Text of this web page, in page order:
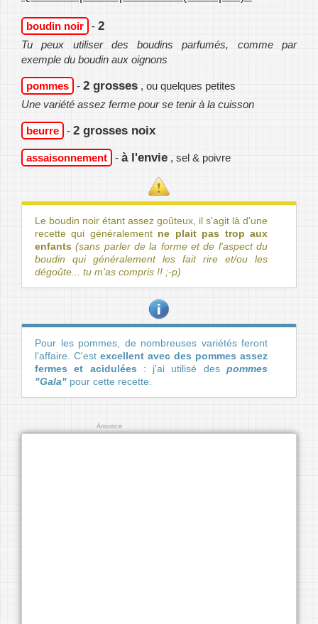
boudin noir - 2
Tu peux utiliser des boudins parfumés, comme par
exemple du boudin aux oignons
pommes - 2 grosses , ou quelques petites
Une variété assez ferme pour se tenir à la cuisson
beurre - 2 grosses noix
assaisonnement - à l'envie , sel & poivre
Le boudin noir étant assez goûteux, il s'agit là d'une
recette qui généralement ne plait pas trop aux
enfants(sans parler de la forme et de l'aspect du
boudin qui généralement les fait rire et/ou les
dégoûte... tu m'as compris !! ;-p)
Pour les pommes, de nombreuses variétés feront
l'affaire. C'est excellent avec des pommes assez
fermes et acidulées : j'ai utilisé despommes
"Gala" pour cette recette.